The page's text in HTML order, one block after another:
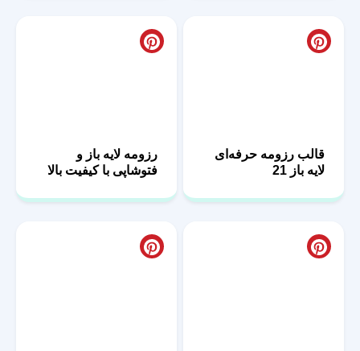
قالب رزومه حرفه‌ای
لایه باز 21
رزومه لایه باز و
فتوشاپی با کیفیت بالا